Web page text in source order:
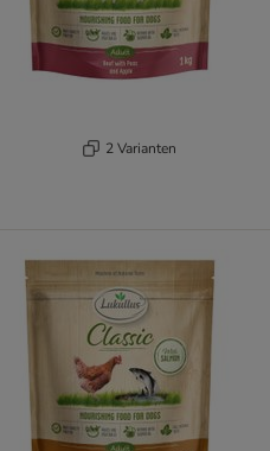
2 Varianten